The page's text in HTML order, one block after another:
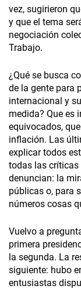
vez, sugirieron
y que el tema
negociación
Trabajo.
¿Qué se busca
de la gente para
internacional y
medida? Que es
equivocados,
inflación. Las
explicar todos
todas las críticas
denuncian: la
públicas o, para
números cosas
Vuelvo a
primera
la segunda. La
siguiente: hubo
entusiastas